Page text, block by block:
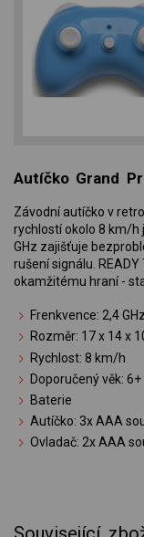
Autíčko Grand
Závodní autíčko v
rychlostí okolo 8 km/h
GHz zajišťuje
rušení signálu.
okamžitému hraní -
Frenkvence: 2,4 GHz
Rozměr: 17 x 14 x
Rychlost: 8 km/h
Doporučený věk: 6+
Baterie
Autíčko: 3x AAA
Ovladač: 2x AAA